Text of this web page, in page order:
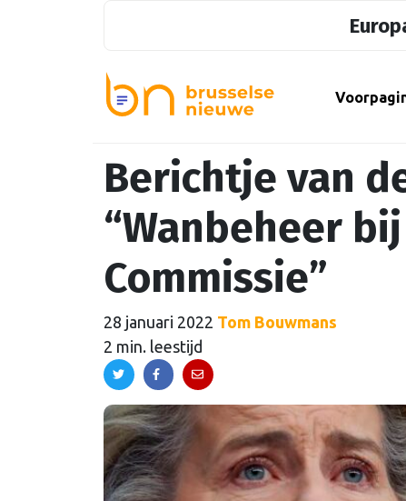
Berichtje van
“Wanbeheer
Commissie”
28 januari 2022 Tom Bouwmans
2 min. leestijd